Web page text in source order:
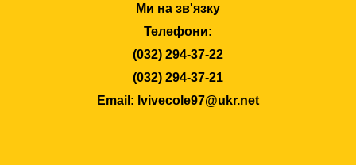
Ми на зв'язку
Телефони:
(032) 294-37-22
(032) 294-37-21
Email: lvivecole97@ukr.net